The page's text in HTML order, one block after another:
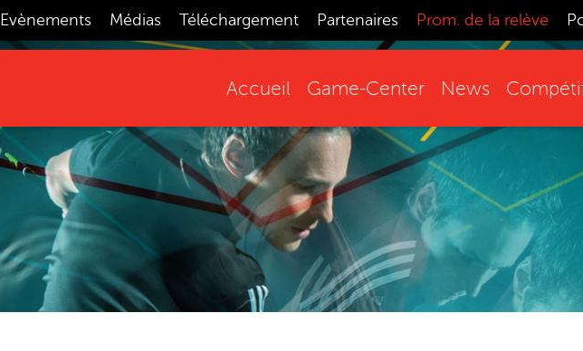
Evènements Médias Téléchargement Partenaires Prom. de la relève
Accueil Game-Center News